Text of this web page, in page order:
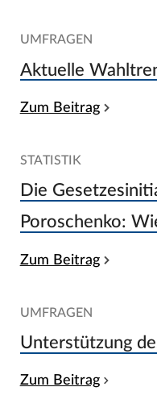
UMFRAGEN
Aktuelle
Zum Beitrag
STATISTIK
Die
Poroschenko:
Zum Beitrag
UMFRAGEN
Unterstützung
Zum Beitrag